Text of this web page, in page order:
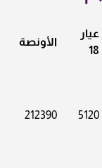
عيار
18
الأونصة
5120
212390